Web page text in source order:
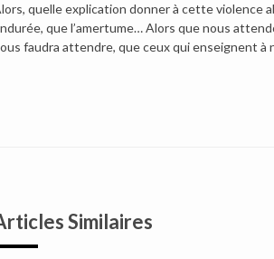
quelle explication donner à cette violence
que l’amertume… Alors que nous
faudra attendre, que ceux qui enseignent
Similaires